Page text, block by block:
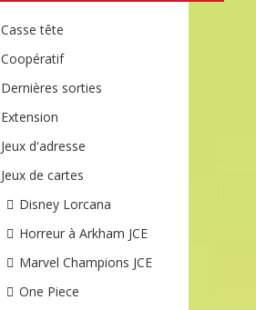
Casse tête
Coopératif
Dernières sorties
Extension
Jeux d'adresse
Jeux de cartes
Disney Lorcana
Horreur à Arkham JCE
Marvel Champions JCE
One Piece